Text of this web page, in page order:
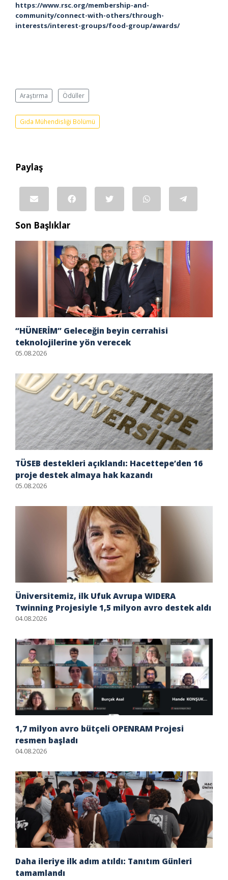
https://www.rsc.org/membership-and-
community/connect-with-others/through-
interests/interest-groups/food-group/awards/
Araştırma Ödüller
Gıda Mühendisliği Bölümü
Paylaş
Son Başlıklar
“HÜNERİM” Geleceğin beyin cerrahisi
teknolojilerine yön verecek
05.08.2026
TÜSEB destekleri açıklandı: Hacettepe’den 16
proje destek almaya hak kazandı
05.08.2026
Üniversitemiz, ilk Ufuk Avrupa WIDERA
Twinning Projesiyle 1,5 milyon avro destek aldı
04.08.2026
1,7 milyon avro bütçeli OPENRAM Projesi
resmen başladı
04.08.2026
Daha ileriye ilk adım atıldı: Tanıtım Günleri
tamamlandı